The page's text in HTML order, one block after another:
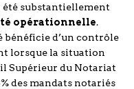
été substantiellement
opérationnelle.
bénéficie d’un contrôle
lorsque la situation
Supérieur du Notariat
des mandats notariés